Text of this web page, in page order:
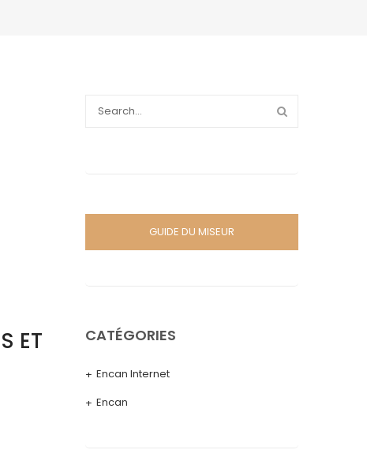
ET
GUIDE DU MISEUR
CATÉGORIES
Encan Internet
Encan